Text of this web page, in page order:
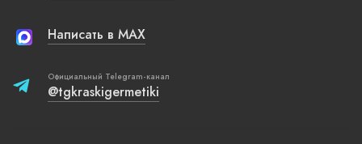
Написать в MAX
Официальный Telegram-канал
@tgkraskigermetiki